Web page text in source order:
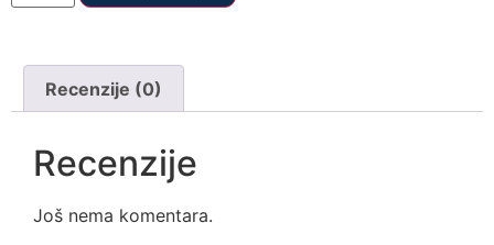
Recenzije (0)
Recenzije
Još nema komentara.